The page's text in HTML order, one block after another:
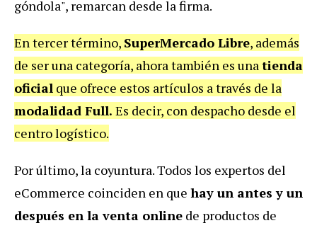
góndola", remarcan desde la firma.
En tercer término, SuperMercado Libre, además
de ser una categoría, ahora también es unatienda
oficial que ofrece estos artículos a través de la
modalidad Full. Es decir, con despacho desde el
centro logístico.
Por último, la coyuntura. Todos los expertos del
eCommerce coinciden en que hay un antes y un
después en la venta online de productos de